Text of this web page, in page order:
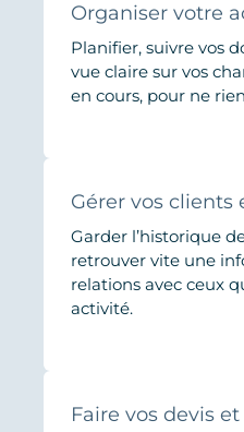
Organiser votre
Planifier, suivre vos
vue claire sur vos
en cours, pour ne
Gérer vos clients
Garder l’historique
retrouver vite une
relations avec ceux
activité.
Faire vos devis